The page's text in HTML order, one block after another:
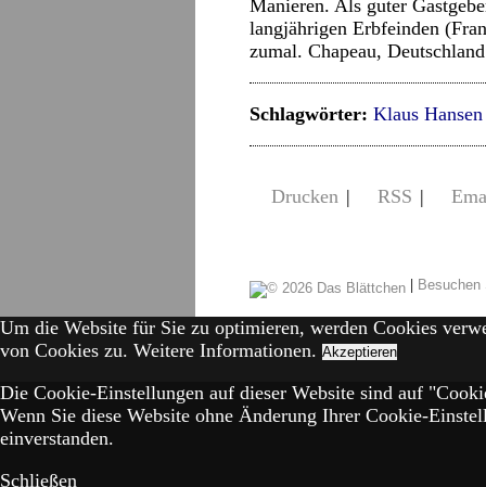
Manieren. Als guter
langjährigen Erbfeinden
zumal. Chapeau,
Schlagwörter: Klaus Hansen
Drucken | RSS |
|
Um die Website für Sie zu optimieren, werden Cookies
von Cookies zu. Weitere Informationen. Akzeptieren
Die Cookie-Einstellungen auf dieser Website sind auf
Wenn Sie diese Website ohne Änderung Ihrer Cookie-
einverstanden.
Schließen